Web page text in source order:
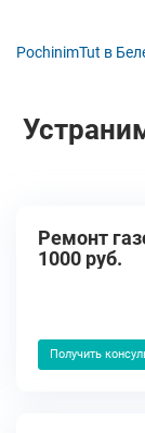
PochinimTut в
Ремонт
1000 руб.
Получить